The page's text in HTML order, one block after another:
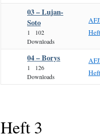
03 – Lujan-
Soto
1
102
Downloads
04 – Borys
1
126
Downloads
Heft 3